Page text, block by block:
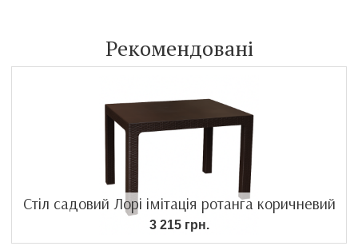
Рекомендовані
Стіл садовий Лорі імітація ротанга коричневий
3 215 грн.